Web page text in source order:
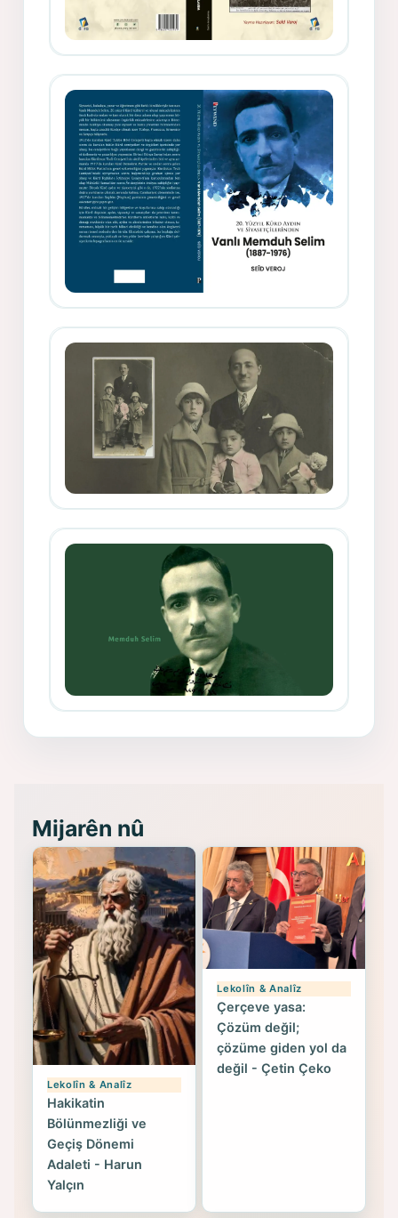
(Hoybun)’un Kuruluş Çalışmaları- 8
Mijarên nû
Lekolîn & Analîz
Hakikatin
Bölünmezliği ve
Geçiş Dönemi
Adaleti - Harun
Yalçın
Lekolîn & Analîz
Çerçeve yasa:
Çözüm değil;
çözüme giden yol da
değil - Çetin Çeko